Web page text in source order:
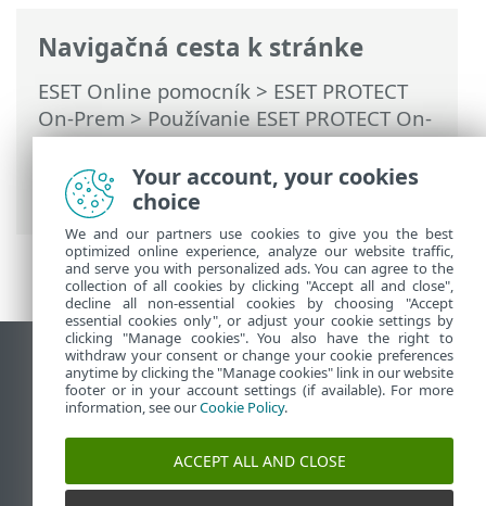
Navigačná cesta k stránke
ESET Online pomocník > ESET PROTECT
On-Prem>Používanie ESET PROTECT On-
Prem>Hlavné menu ESET PROTECT On-
Prem>Úlohy>Klientske úlohy >
Odinštalovanie softvéru
Zobraziť stránku ako na počítači
End of Life
Databáza znalostí ESET
ESET Fórum
ESET Status Portal
Your account, your cookies
choice
We and our partners use cookies to give you the best
optimized online experience, analyze our website traffic,
and serve you with personalized ads. You can agree to the
collection of all cookies by clicking "Accept all and close",
decline all non-essential cookies by choosing "Accept
essential cookies only", or adjust your cookie settings by
clicking "Manage cookies". You also have the right to
withdraw your consent or change your cookie preferences
anytime by clicking the "Manage cookies" link in our website
footer or in your account settings (if available). For more
information, see ourCookie Policy.
ACCEPT ALL AND CLOSE